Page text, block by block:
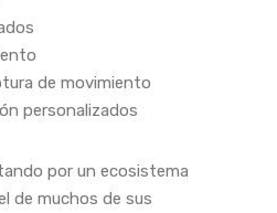
de movimiento
personalizados
por un ecosistema
de muchos de sus